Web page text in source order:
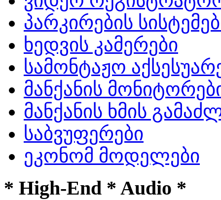
პარკირების
ხედვის კამერები
სამონტაჟო
მანქანის
მანქანის ხმის
საბვუფერები
ეკონომ მოდელები
* High-End * Audio *